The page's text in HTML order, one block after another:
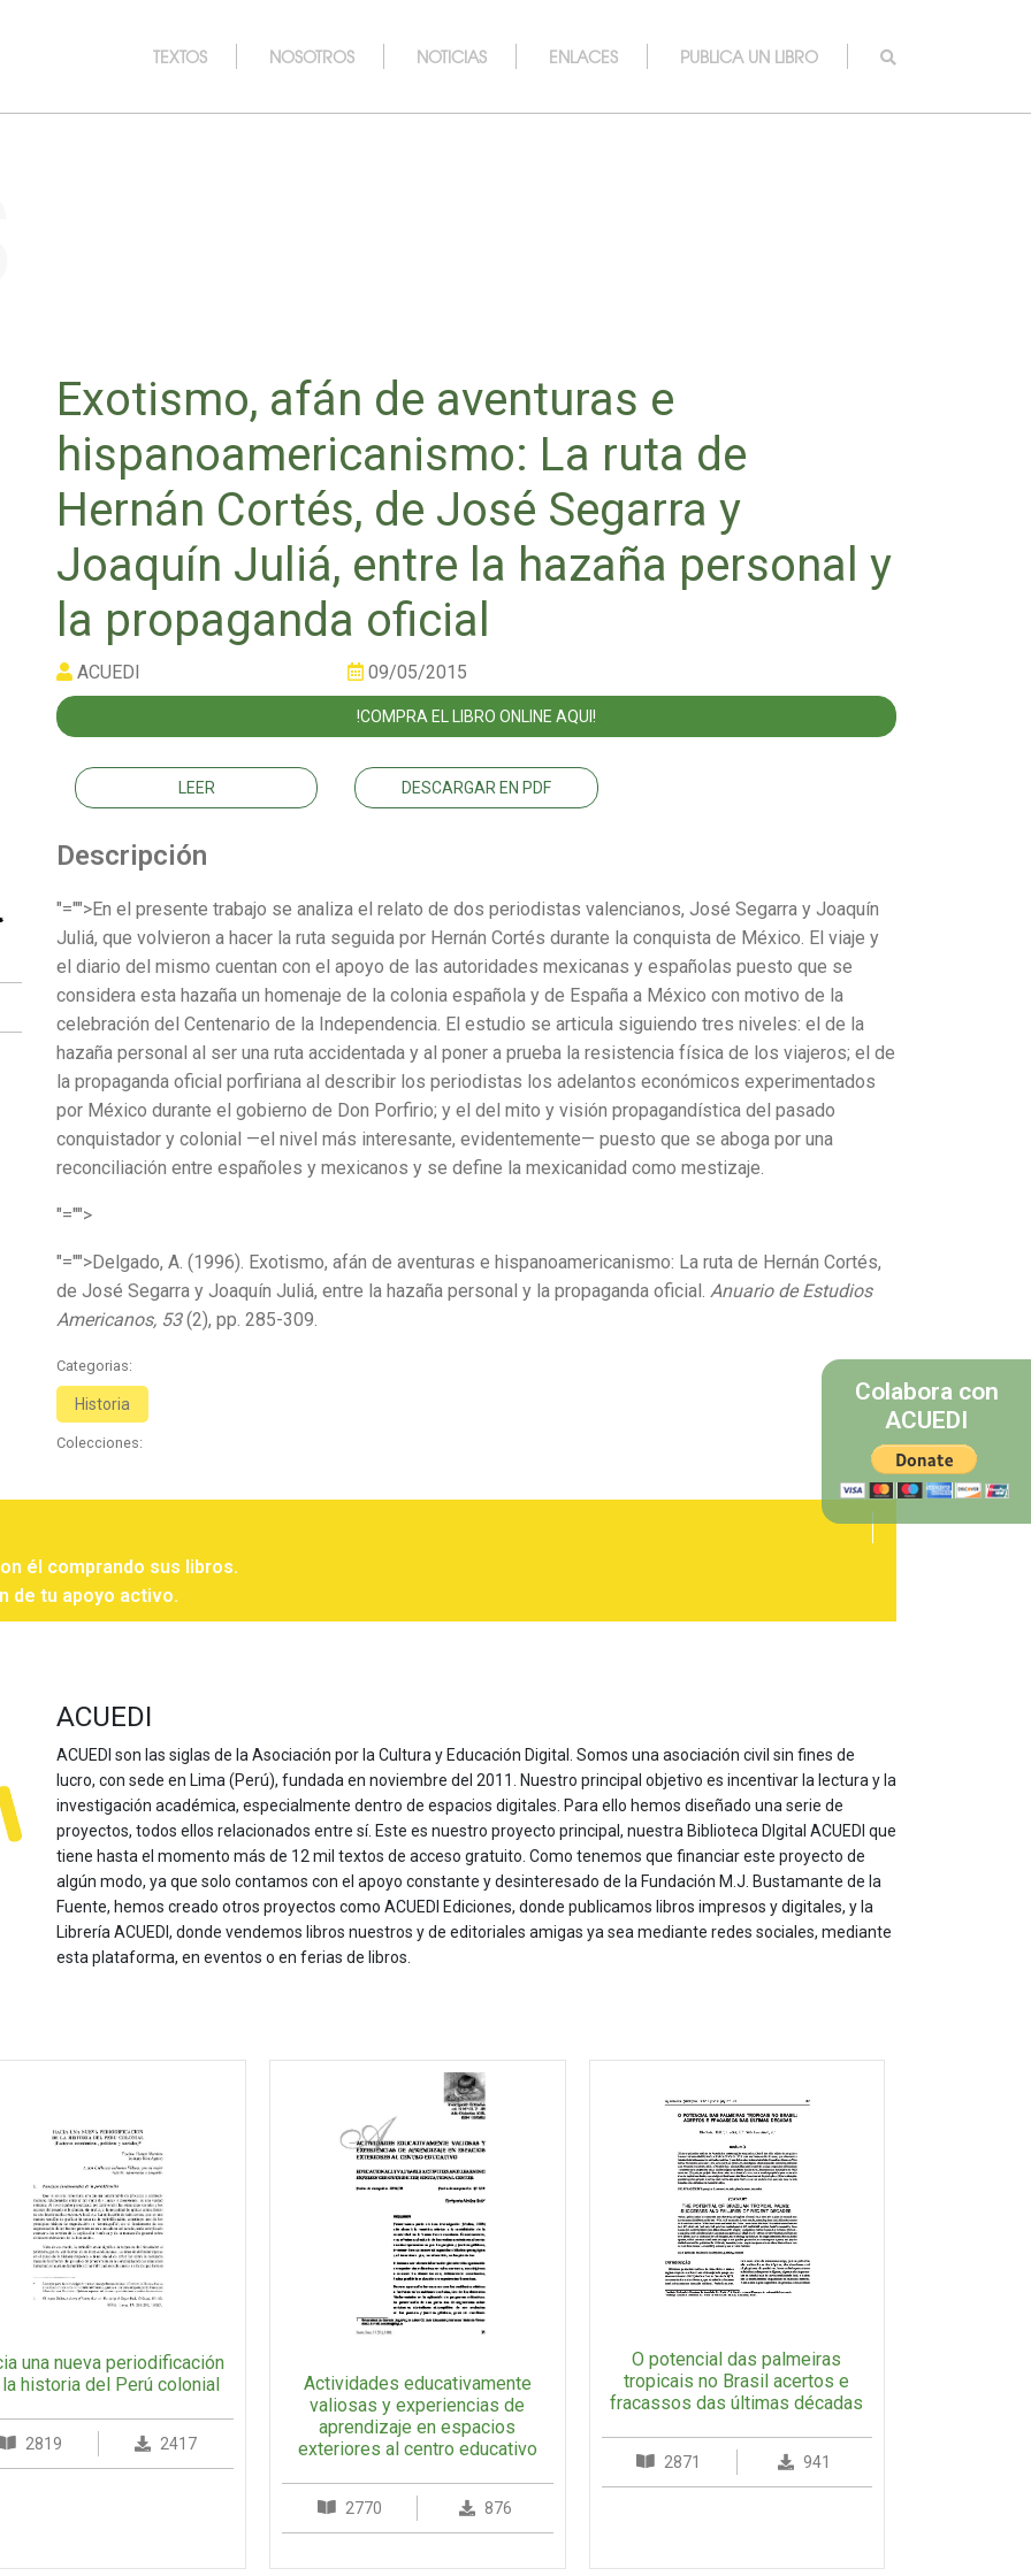
TEXTOS NOSOTROS NOTICIAS ENLACES PUBLICA UN LIBRO
Exotismo, afán de aventuras e
hispanoamericanismo: La ruta de
Hernán Cortés, de José Segarra y
Joaquín Juliá, entre la hazaña personal y
la propaganda oficial
ACUEDI 09/05/2015
!COMPRA EL LIBRO ONLINE AQUI!
LEER DESCARGAR EN PDF
Descripción
"="">En el presente trabajo se analiza el relato de dos periodistas valencianos, José Segarra y Joaquín
Juliá, que volvieron a hacer la ruta seguida por Hernán Cortés durante la conquista de México. El viaje y
el diario del mismo cuentan con el apoyo de las autoridades mexicanas y españolas puesto que se
considera esta hazaña un homenaje de la colonia española y de España a México con motivo de la
celebración del Centenario de la Independencia. El estudio se articula siguiendo tres niveles: el de la
hazaña personal al ser una ruta accidentada y al poner a prueba la resistencia física de los viajeros; el de
la propaganda oficial porfiriana al describir los periodistas los adelantos económicos experimentados
por México durante el gobierno de Don Porfirio; y el del mito y visión propagandística del pasado
conquistador y colonial —el nivel más interesante, evidentemente— puesto que se aboga por una
reconciliación entre españoles y mexicanos y se define la mexicanidad como mestizaje.
"="">
"="">Delgado, A. (1996). Exotismo, afán de aventuras e hispanoamericanismo: La ruta de Hernán Cortés,
de José Segarra y Joaquín Juliá, entre la hazaña personal y la propaganda oficial. Anuario de Estudios
Americanos, 53(2), pp. 285-309.
Categorias:
Historia
Colecciones:
él comprando sus libros.
de tu apoyo activo.
ACUEDI
ACUEDI son las siglas de la Asociación por la Cultura y Educación Digital. Somos una asociación civil sin fines de
lucro, con sede en Lima (Perú), fundada en noviembre del 2011. Nuestro principal objetivo es incentivar la lectura y la
investigación académica, especialmente dentro de espacios digitales. Para ello hemos diseñado una serie de
proyectos, todos ellos relacionados entre sí. Este es nuestro proyecto principal, nuestra Biblioteca DIgital ACUEDI que
tiene hasta el momento más de 12 mil textos de acceso gratuito. Como tenemos que financiar este proyecto de
algún modo, ya que solo contamos con el apoyo constante y desinteresado de la Fundación M.J. Bustamante de la
Fuente, hemos creado otros proyectos como ACUEDI Ediciones, donde publicamos libros impresos y digitales, y la
Librería ACUEDI, donde vendemos libros nuestros y de editoriales amigas ya sea mediante redes sociales, mediante
esta plataforma, en eventos o en ferias de libros.
una nueva periodificación
historia del Perú colonial
2819 2417
Actividades educativamente
valiosas y experiencias de
aprendizaje en espacios
exteriores al centro educativo
2770 876
O potencial das palmeiras
tropicais no Brasil acertos e
fracassos das últimas décadas
2871 941
Colabora con
ACUEDI